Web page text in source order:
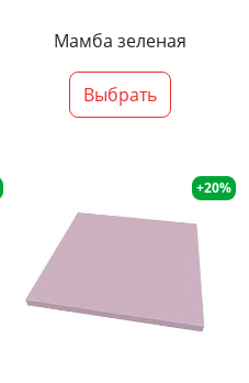
Мамба зеленая
Выбрать
+20%